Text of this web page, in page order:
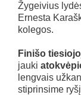
Žygeivius
Ernesta
kolegos.
Finišo
jauki
lengvais
stiprinsime